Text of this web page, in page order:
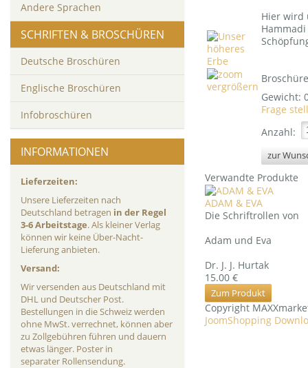
Andere Sprachen
SCHRIFTEN & BROSCHÜREN
Deutsche Broschüren
Englische Broschüren
Infobroschüren
INFORMATIONEN
Lieferzeiten:
Unsere Lieferzeiten nach
Deutschland betragen in der Regel
3-6 Arbeitstage. Als kleiner Verlag
können wir keine Über-Nacht-
Lieferung anbieten.
Versand:
Wir versenden aus Deutschland mit
DHL und Deutscher Post.
Bestellungen in die Schweiz werden
ohne MwSt. verrechnet, können aber
zu Zollgebühren führen und dauern
etwas länger. Poster in
separater Rollensendung.
vergrößern
Hier wird
Gewicht:
Frage
Anzahl:
Verwandte Produkte
ADAM & EVA
Die Schriftrollen von
Adam und Eva
Dr. J. J. Hurtak
15.00 €
Zum Produkt
Copyright
JoomShopping